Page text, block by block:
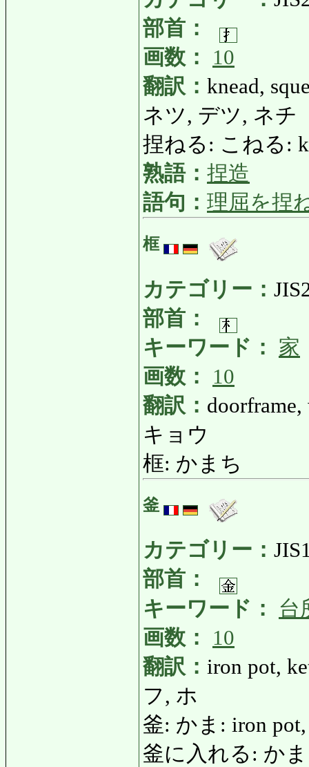
部首：
画数：
10
翻訳： knead,
ネツ, デツ, ネチ
捏ねる: こねる:
熟語： 捏造
語句： 理屈を捏
框
カテゴリー：
部首：
キーワード：
家
画数：
10
翻訳：
キョウ
框: かまち
釜
カテゴリー：
部首：
キーワード：
台
画数：
10
翻訳： iron pot,
フ, ホ
釜: かま: iron
釜に入れる: か